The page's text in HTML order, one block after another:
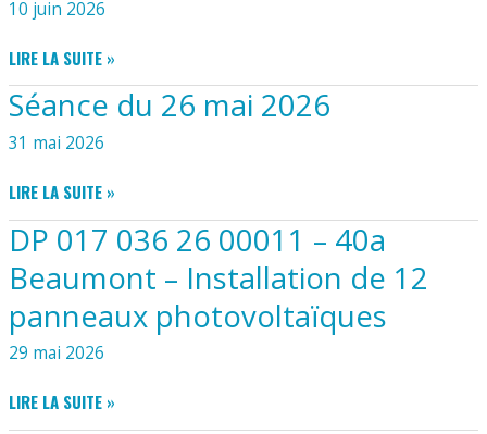
TOUCHE
–
POSE
D’UN
CHALET
19M²
10 juin 2026
PC
017
036
00001
21
RUE
DU
MOULIN
DE
LA
TRAÎNE
CONSTRUCTION
D’UN
LIRE LA SUITE »
Séance du 26 mai 2026
31 mai 2026
SÉANCE
DU
26
MAI
2026
LIRE LA SUITE »
DP 017 036 26 00011 – 40a
Beaumont – Installation de 12
panneaux photovoltaïques
29 mai 2026
DP
017
LIRE LA SUITE »